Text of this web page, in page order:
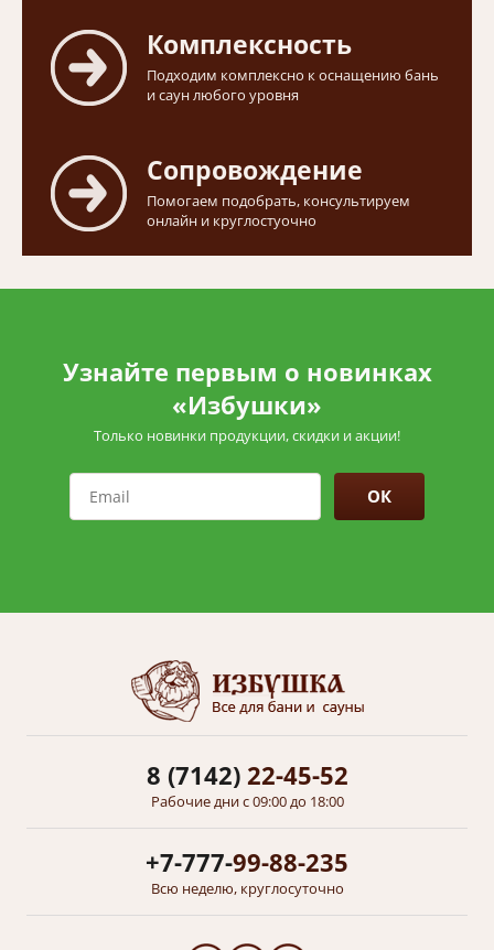
Комплексность
Подходим комплексно к оснащению бань
и саун любого уровня
Сопровождение
Помогаем подобрать, консультируем
онлайн и круглостуочно
Узнайте первым о новинках
«Избушки»
Только новинки продукции, скидки и акции!
ОК
8 (7142)22-45-52
Рабочие дни с 09:00 до 18:00
+7-777-99-88-235
Всю неделю, круглосуточно